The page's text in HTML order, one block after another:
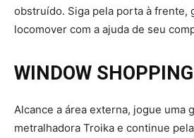
obstruído. Siga pela porta à frente,
locomover com a ajuda de seu
WINDOW SHOPPING
Alcance a área externa, jogue uma
metralhadora Troika e continue